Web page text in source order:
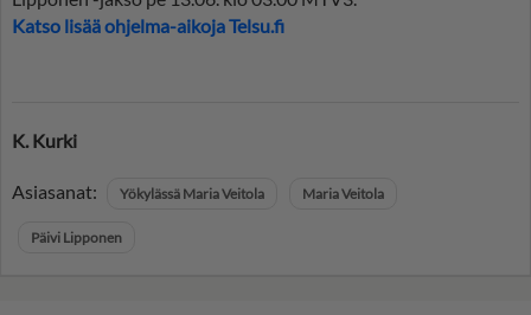
Katso lisää ohjelma-aikoja Telsu.fi
K. Kurki
Asiasanat: Yökylässä Maria Veitola Maria Veitola
Päivi Lipponen